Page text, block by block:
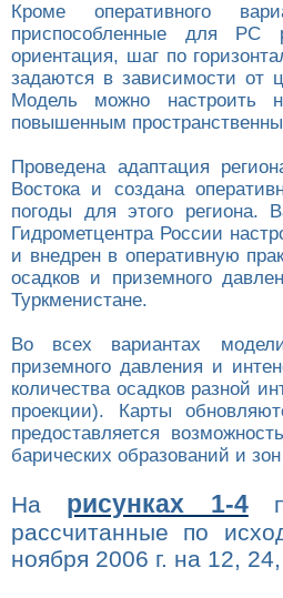
Кроме оперативного
приспособленные для РС
ориентация, шаг по
задаются в зависимости от
Модель можно
повышенным
Проведена адаптация
Востока и создана
погоды для этого региона.
Гидрометцентра России
и внедрен в оперативную
осадков и приземного
Туркменистане.
Во всех вариантах
приземного давления и
количества осадков разной
проекции). Карты
предоставляется
барических образований и
На рисунках 1-4
рассчитанные по
ноября 2006 г. на 12,